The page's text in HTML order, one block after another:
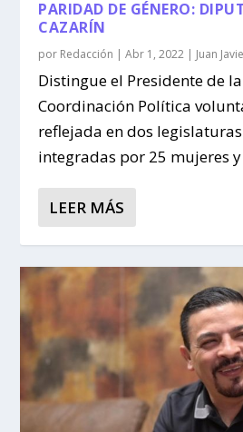
PARIDAD DE GÉNERO:
CAZARÍN
por Redacción |Abr 1, 2022 | Juan
Distingue el Presidente de
Coordinación Política
reflejada en dos
integradas por 25 mujeres
LEER MÁS